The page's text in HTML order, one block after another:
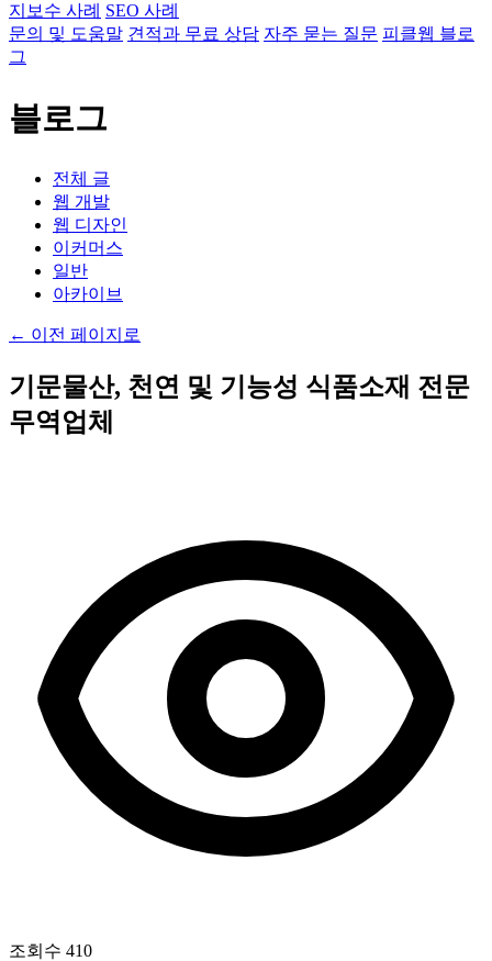
지보수 사례 SEO 사례
문의 및 도움말 견적과 무료 상담 자주 묻는 질문 피클웹 블로
그
블로그
전체 글
웹 개발
웹 디자인
이커머스
일반
아카이브
← 이전 페이지로
기문물산, 천연 및 기능성 식품소재 전문
무역업체
조회수 410